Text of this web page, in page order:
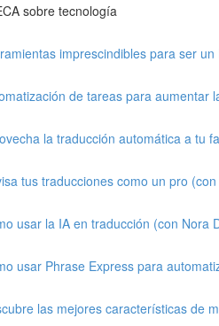
sobre tecnología
imprescindibles para ser
de tareas para aumentar
la traducción automática a tu
tus traducciones como un pro
usar la IA en traducción (con Nora
usar Phrase Express para
las mejores características de